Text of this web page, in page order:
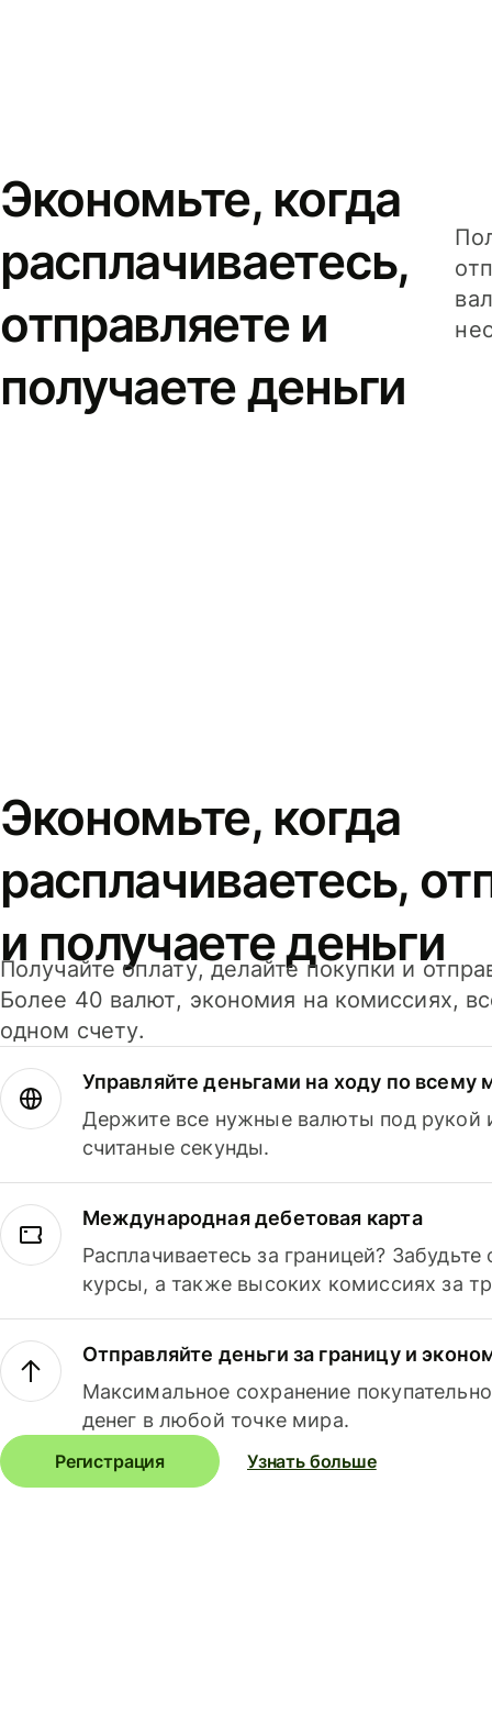
Экономьте, когда
расплачиваетесь,
отправляете и
получаете деньги
Экономьте, когда
расплачиваетесь,
и получаете деньги
Получайте оплату, делайте покупки и
Более 40 валют, экономия на комиссиях,
одном счету.
Управляйте деньгами на ходу по всему
Держите все нужные валюты под рукой
считаные секунды.
Международная дебетовая карта
Расплачиваетесь за границей?
курсы, а также высоких комиссиях за
Отправляйте деньги за границу и
Максимальное сохранение
денег в любой точке мира.
Регистрация Узнать больше